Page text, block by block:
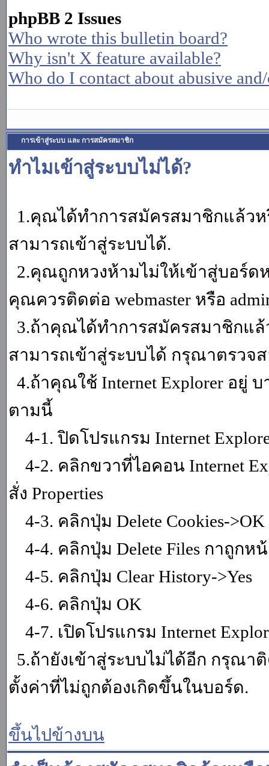
phpBB 2 Issues
Who wrote this bulletin board?
Why isn't X feature available?
Who do I contact about abusive
การเข้าสู่ระบบ และ การสมัครสมาชิก
ทำไมเข้าสู่ระบบไม่ได้?
1.คุณได้ทำการสมัครสมาชิกแล้ว
สามารถเข้าสู่ระบบได้.
2.คุณถูกหวงห้ามไม่ให้เข้าสู่บอร์ด
คุณควรติดต่อ webmaster หรือ
3.ถ้าคุณได้ทำการสมัครสมาชิกแ
สามารถเข้าสู่ระบบได้ กรุณาตรวจส
4.ถ้าคุณใช้ Internet Explorer อยู่
ตามนี้
4-1. ปิดโปรแกรม Internet
4-2. คลิกขวาที่ไอคอน Internet
สั่ง Properties
4-3. คลิกปุ่ม Delete Cookies->OK
4-4. คลิกปุ่ม Delete Files กาถูกหน้
4-5. คลิกปุ่ม Clear History->Yes
4-6. คลิกปุ่ม OK
4-7. เปิดโปรแกรม Internet
5.ถ้ายังเข้าสู่ระบบไม่ได้อีก กรุณา
ตั้งค่าที่ไม่ถูกต้องเกิดขึ้นในบอร์ด.
ขึ้นไปข้างบน